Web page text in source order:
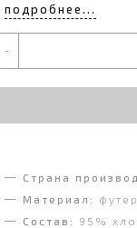
подробнее...
-
Страна
Материал:
футер
Состав:
95%